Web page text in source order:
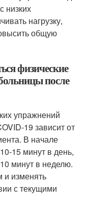
низких
нагрузку,
общую
физические
после
упражнений
19 зависит от
В начале
15 минут в день,
минут в неделю.
и изменять
с текущими